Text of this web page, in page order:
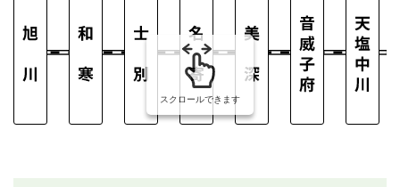
スクロールできます